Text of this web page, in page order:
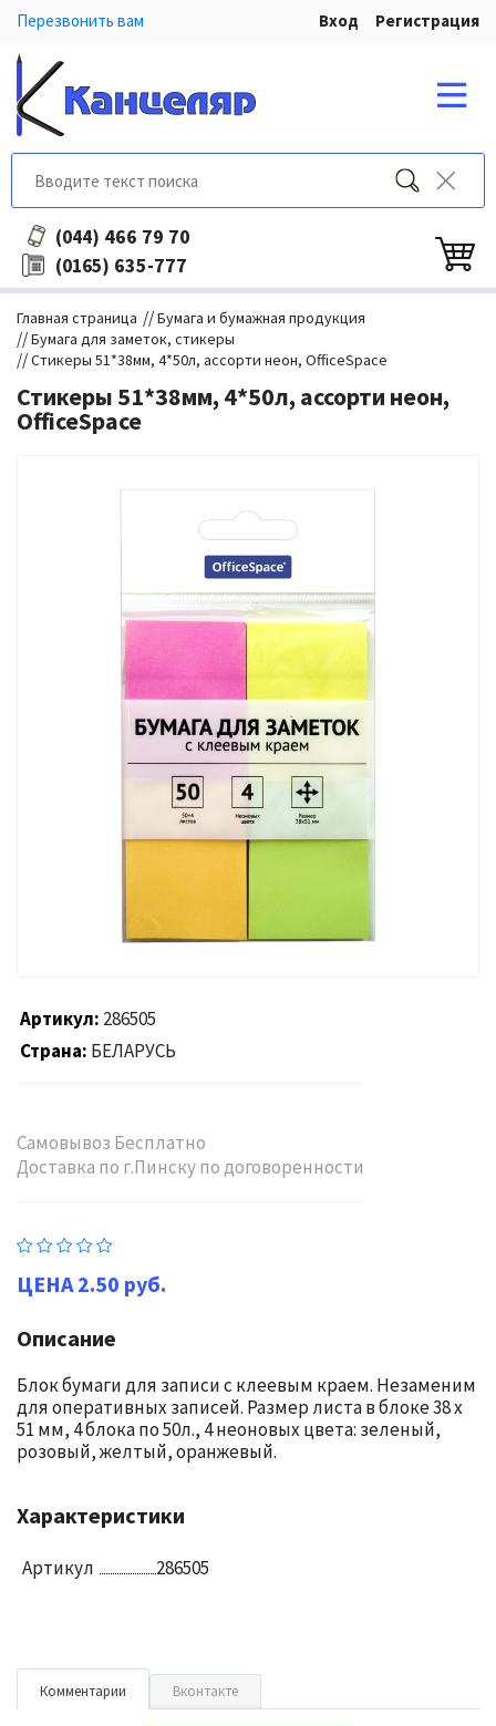
Перезвонить вам Вход Регистрация
(044) 466 79 70
(0165) 635-777
Главная страница //Бумага и бумажная продукция
//Бумага для заметок, стикеры
//Стикеры 51*38мм, 4*50л, ассорти неон, OfficeSpace
Стикеры 51*38мм, 4*50л, ассорти неон,
OfficeSpace
Артикул 286505
Страна БЕЛАРУСЬ
Самовывоз Бесплатно
Доставка по г.Пинску по договоренности
2.50 руб.
Описание
Блок бумаги для записи с клеевым краем. Незаменим
для оперативных записей. Размер листа в блоке 38 x
51 мм, 4 блока по 50л., 4 неоновых цвета: зеленый,
розовый, желтый, оранжевый.
Характеристики
Артикул 286505
Комментарии Вконтакте